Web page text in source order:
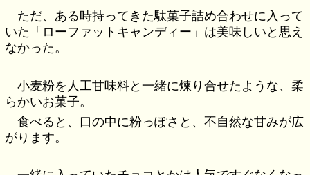
ただ、ある時持ってきた駄菓子詰め合わせに入って
いた「ローファットキャンディー」は美味しいと思え
なかった。
小麦粉を人工甘味料と一緒に煉り合せたような、柔
らかいお菓子。
食べると、口の中に粉っぽさと、不自然な甘みが広
がります。